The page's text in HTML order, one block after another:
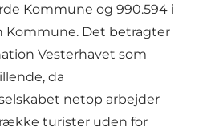
Kommune og 990.594 i
Kommune. Det betragter
Vesterhavet som
da
netop arbejder
turister uden for